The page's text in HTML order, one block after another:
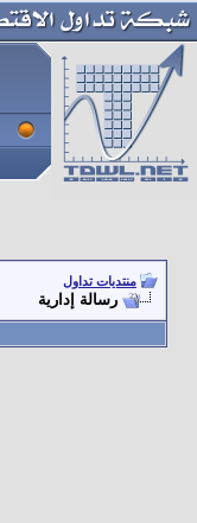
منتديات تداول
رسالة إدارية